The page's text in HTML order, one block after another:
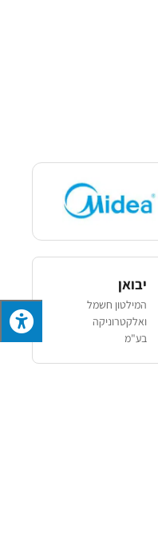
יבואן
המילטון חשמל
ואלקטרוניקה
בע"מ